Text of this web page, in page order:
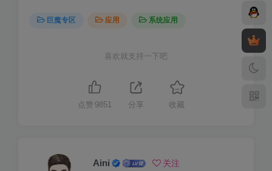
巨魔专区 应用 系统应用
喜欢就支持一下吧
点赞 9851 分享 收藏
Aini 关注